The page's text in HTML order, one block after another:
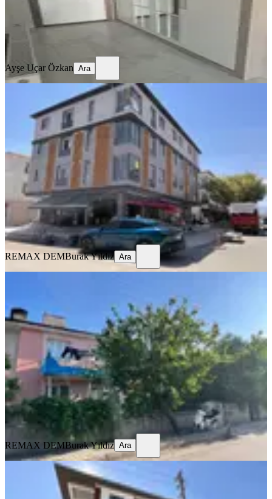
Ayşe Uçar Özkan
Ayşe Uçar Özkan Ara
Remax Dem'den İnönü Mah.yerden
Isıtmalı Kiralık 2+0 Lüx Daireler
Merkez, İnönü Mahallesi
2+0
70 m² 3. Kat· 29.07.2026
25.000 ₺
REMAX DEMBurak Yıldız
Ara
REMAX DEMBurak Yıldız Ara
Eşyalı Kiralık 2+1 Daire
Merkez, Kazım Karabekir Mahallesi
2+1·100 m² ·1. Kat ·25.07.2026
12.750 ₺
REMAX DEM Burak Yıldız
Ara
REMAX DEMBurak Yıldız Ara
SIFIR BİNA
Remax Dem'den Kazim Karabekir
Mah. 2+1 Ara Kat Fırsat Daire